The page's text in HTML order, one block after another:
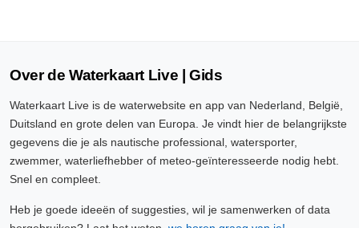
Over de Waterkaart Live | Gids
Waterkaart Live is de waterwebsite en app van Nederland, België,
Duitsland en grote delen van Europa. Je vindt hier de belangrijkste
gegevens die je als nautische professional, watersporter,
zwemmer, waterliefhebber of meteo-geïnteresseerde nodig hebt.
Snel en compleet.
Heb je goede ideeën of suggesties, wil je samenwerken of data